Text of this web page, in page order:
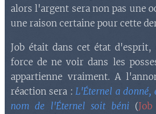
alors l'argent sera non pas une
une raison certaine pour cette
Job était dans cet état
force de ne voir dans les
appartienne vraiment. A
réaction sera : L'Éternel a donné,
nom de l'Éternel soit béni (Job